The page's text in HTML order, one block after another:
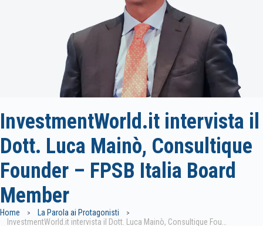
InvestmentWorld.it intervista il
Dott. Luca Mainò, Consultique
Founder – FPSB Italia Board
Member
Home
La Parola ai Protagonisti